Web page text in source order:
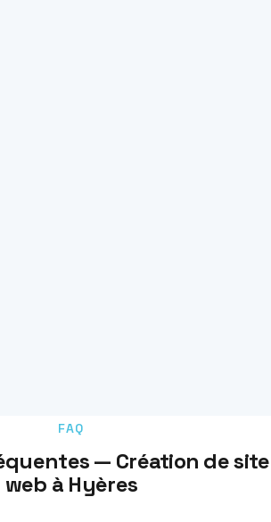
FAQ
— Création de site
web à Hyères